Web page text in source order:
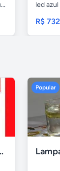
led azul
R$
defeito
Popular